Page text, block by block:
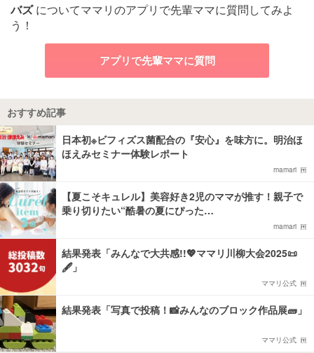
バズについてママリのアプリで先輩ママに質問してみよ
う！
アプリで先輩ママに質問
おすすめ記事
日本初※ビフィズス菌配合の『安心』を味方に。明治ほ
ほえみセミナー体験レポート
mamari
【夏こそキュレル】美容好き2児のママが推す！親子で
乗り切りたい“酷暑の夏にぴった…
mamari
結果発表「みんなで大共感!!💖ママリ川柳大会2025📜
🖋️」
ママリ公式
結果発表「写真で投稿！📸みんなのブロック作品展🧱」
ママリ公式